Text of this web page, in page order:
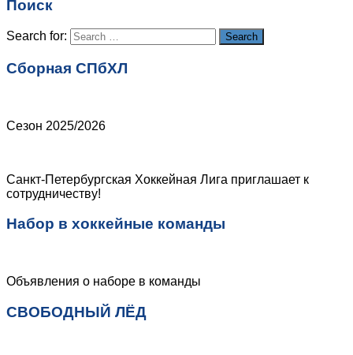
Поиск
Search for: Search
Сборная СПбХЛ
Сезон 2025/2026
Санкт-Петербургская Хоккейная Лига приглашает к
сотрудничеству!
Набор в хоккейные команды
Объявления о наборе в команды
СВОБОДНЫЙ ЛЁД